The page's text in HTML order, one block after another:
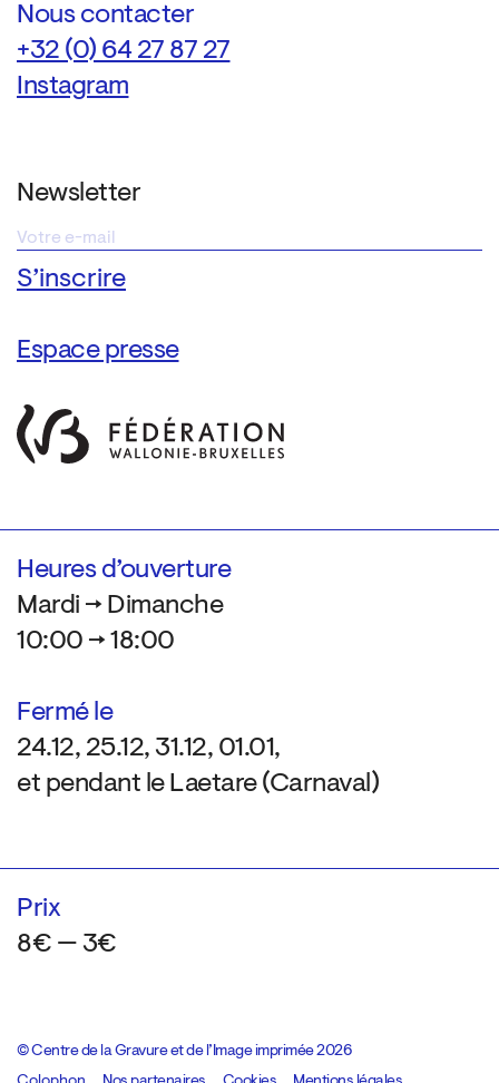
Nous contacter
+32 (0) 64 27 87 27
Instagram
Newsletter
Espace presse
Heures d’ouverture
Mardi → Dimanche
10:00 → 18:00
Fermé le
24.12, 25.12, 31.12, 01.01,
et pendant le Laetare (Carnaval)
Prix
8€ — 3€
© Centre de la Gravure et de l’Image imprimée 2026